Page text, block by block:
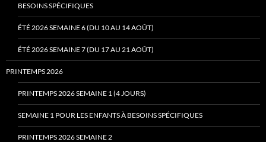
BESOINS SPÉCIFIQUES
ÉTÉ 2026 SEMAINE 6 (DU 10 AU 14 AOÛT)
ÉTÉ 2026 SEMAINE 7 (DU 17 AU 21 AOÛT)
PRINTEMPS 2026
PRINTEMPS 2026 SEMAINE 1 (4 JOURS)
SEMAINE 1 POUR LES ENFANTS À BESOINS SPÉCIFIQUES
PRINTEMPS 2026 SEMAINE 2